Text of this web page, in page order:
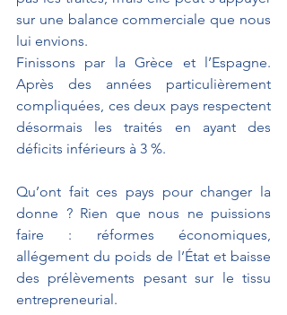
sur une balance commerciale que nous
lui envions.
Finissons par la Grèce et l’Espagne.
Après des années particulièrement
compliquées, ces deux pays respectent
désormais les traités en ayant des
déficits inférieurs à 3 %.
Qu’ont fait ces pays pour changer la
donne ? Rien que nous ne puissions
faire : réformes économiques,
allégement du poids de l’État et baisse
des prélèvements pesant sur le tissu
entrepreneurial.